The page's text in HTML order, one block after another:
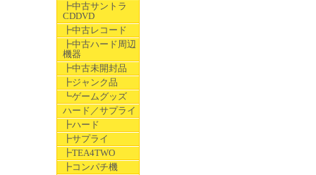
┣中古サントラ
CDDVD
┣中古レコード
┣中古ハード周辺
機器
┣中古未開封品
┣ジャンク品
┗ゲームグッズ
ハード／サプライ
┣ハード
┣サプライ
┣TEA4TWO
┣コンパチ機